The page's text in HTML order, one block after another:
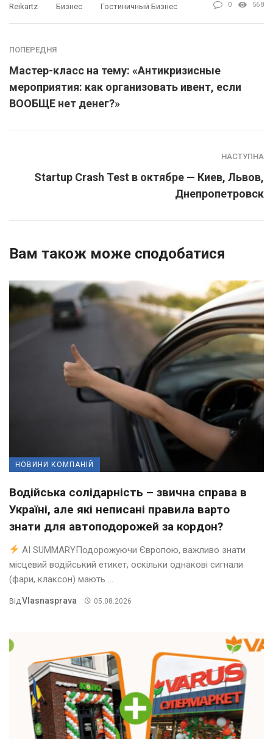
Reikartz Бизнес Гостиничный Бизнес 0 568
ПОПЕРЕДНЯ
Мастер-класс на тему: «Антикризисные
мероприятия: как организовать ивент, если
ВООБЩЕ нет денег?»
НАСТУПНА
Startup Crash Test в октябре — Киев, Львов,
Днепропетровск
Вам також може сподобатися
НОВИНИ КОМПАНІЙ
Водійська солідарність – звична справа в
Україні, але які неписані правила варто
знати для автоподорожей за кордон?
AI SUMMARYПодорожуючи Європою, важливо знати
місцевий водійський етикет, оскільки однакові сигнали
(фари, клаксон) мають ...
Від Vlasnasprava 05.08.2026